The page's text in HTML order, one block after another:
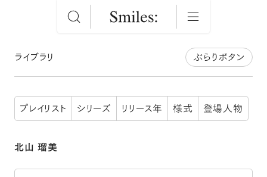
ライブラリ ぶらりボタン
プレイリスト シリーズ リリース年 様式 登場人物
北山 瑠美